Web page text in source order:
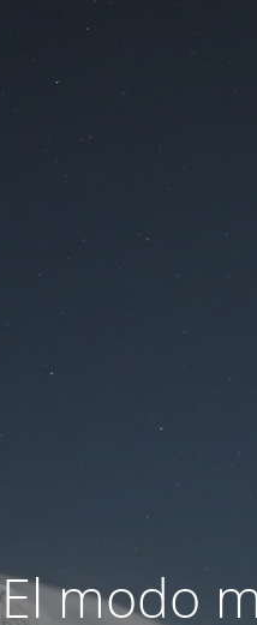
El modo